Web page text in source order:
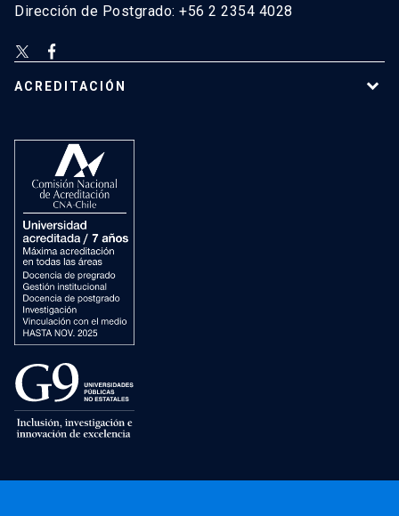
Dirección de Postgrado: +56 2 2354 4028
ACREDITACIÓN